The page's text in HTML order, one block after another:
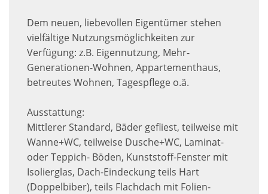
Dem neuen, liebevollen Eigentümer stehen
vielfältige Nutzungsmöglichkeiten zur
Verfügung: z.B. Eigennutzung, Mehr-
Generationen-Wohnen, Appartementhaus,
betreutes Wohnen, Tagespflege o.ä.
Ausstattung:
Mittlerer Standard, Bäder gefliest, teilweise mit
Wanne+WC, teilweise Dusche+WC, Laminat-
oder Teppich- Böden, Kunststoff-Fenster mit
Isolierglas, Dach-Eindeckung teils Hart
(Doppelbiber), teils Flachdach mit Folien-